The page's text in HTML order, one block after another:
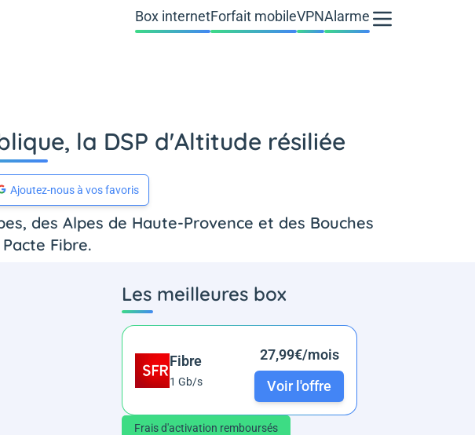
Box internetForfait mobileVPNAlarme
la DSP d'Altitude résiliée
Ajoutez-nous à vos favoris
des Alpes de Haute-Provence et des Bouches
Fibre.
Les meilleures box
Fibre
1 Gb/s
27,99€/mois
Voir l'offre
Frais d'activation remboursés